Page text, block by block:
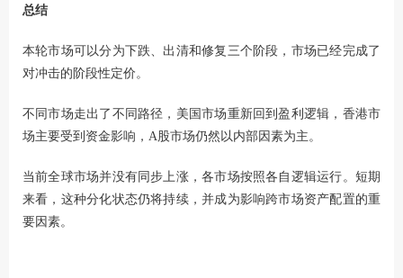
总结
本轮市场可以分为下跌、出清和修复三个阶段，市场已经完成了
对冲击的阶段性定价。
不同市场走出了不同路径，美国市场重新回到盈利逻辑，香港市
场主要受到资金影响，A股市场仍然以内部因素为主。
当前全球市场并没有同步上涨，各市场按照各自逻辑运行。短期
来看，这种分化状态仍将持续，并成为影响跨市场资产配置的重
要因素。